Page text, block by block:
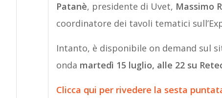
Patanè, presidente di Uvet, Massimo
coordinatore dei tavoli tematici
Intanto, è disponibile on demand sul
onda martedì 15 luglio, alle 22 su
Clicca qui per rivedere la sesta